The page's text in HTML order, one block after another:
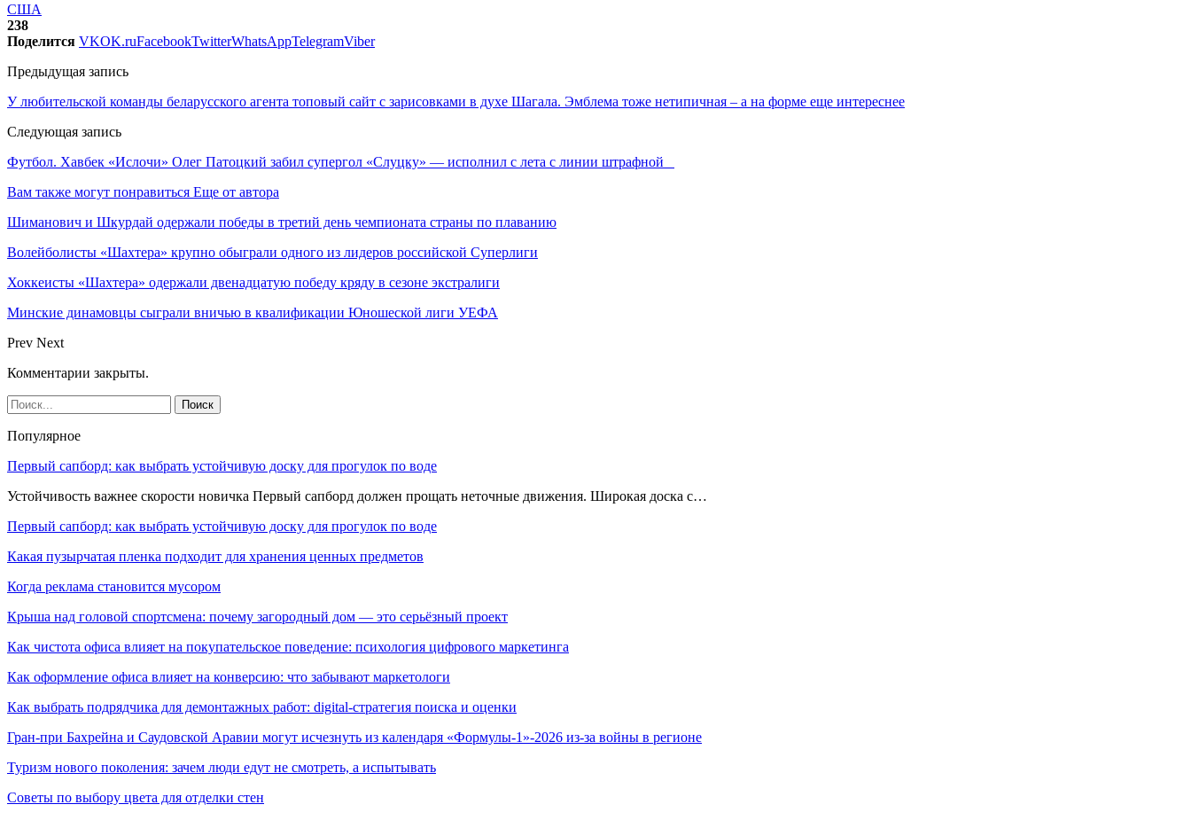
США
238
Поделится VKOK.ruFacebookTwitterWhatsAppTelegramViber
Предыдущая запись
У любительской команды беларусского агента топовый сайт с зарисовками в духе Шагала. Эмблема тоже нетипичная – а на форме еще интереснее
Следующая запись
Футбол. Хавбек «Ислочи» Олег Патоцкий забил супергол «Слуцку» — исполнил с лета с линии штрафной
Вам также могут понравиться Еще от автора
Шиманович и Шкурдай одержали победы в третий день чемпионата страны по плаванию
Волейболисты «Шахтера» крупно обыграли одного из лидеров российской Суперлиги
Хоккеисты «Шахтера» одержали двенадцатую победу кряду в сезоне экстралиги
Минские динамовцы сыграли вничью в квалификации Юношеской лиги УЕФА
Prev Next
Комментарии закрыты.
Популярное
Первый сапборд: как выбрать устойчивую доску для прогулок по воде
Устойчивость важнее скорости новичка Первый сапборд должен прощать неточные движения. Широкая доска с…
Первый сапборд: как выбрать устойчивую доску для прогулок по воде
Какая пузырчатая пленка подходит для хранения ценных предметов
Когда реклама становится мусором
Крыша над головой спортсмена: почему загородный дом — это серьёзный проект
Как чистота офиса влияет на покупательское поведение: психология цифрового маркетинга
Как оформление офиса влияет на конверсию: что забывают маркетологи
Как выбрать подрядчика для демонтажных работ: digital-стратегия поиска и оценки
Гран-при Бахрейна и Саудовской Аравии могут исчезнуть из календаря «Формулы-1»-2026 из-за войны в регионе
Туризм нового поколения: зачем люди едут не смотреть, а испытывать
Советы по выбору цвета для отделки стен